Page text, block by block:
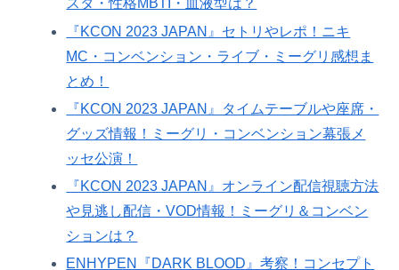
スタ・性格MBTI・血液型は？
『KCON 2023 JAPAN』セトリやレポ！ニキ
MC・コンベンション・ライブ・ミーグリ感想ま
とめ！
『KCON 2023 JAPAN』タイムテーブルや座席・
グッズ情報！ミーグリ・コンベンション幕張メ
ッセ公演！
『KCON 2023 JAPAN』オンライン配信視聴方法
や見逃し配信・VOD情報！ミーグリ＆コンベン
ションは？
ENHYPEN『DARK BLOOD』考察！コンセプト